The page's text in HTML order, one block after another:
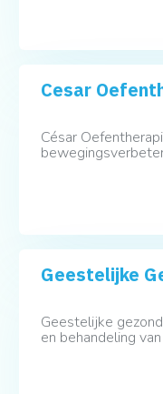
Cesar
César
Geestelijke
Geestelijke
en behandeling